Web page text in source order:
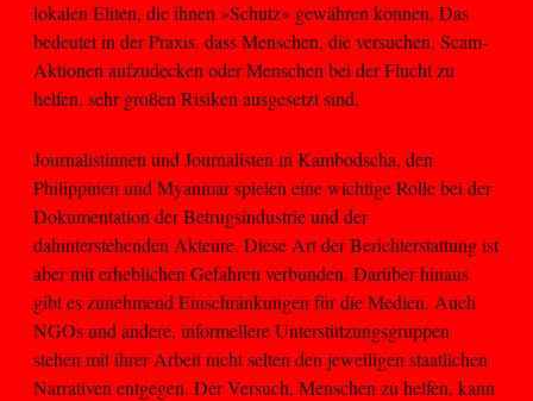
lokalen Eliten, die ihnen »Schutz« gewähren können. Das
bedeutet in der Praxis, dass Menschen, die versuchen, Scam-
Aktionen aufzudecken oder Menschen bei der Flucht zu
helfen, sehr großen Risiken ausgesetzt sind.
Journalistinnen und Journalisten in Kambodscha, den
Philippinen und Myanmar spielen eine wichtige Rolle bei der
Dokumentation der Betrugsindustrie und der
dahinterstehenden Akteure. Diese Art der Berichterstattung ist
aber mit erheblichen Gefahren verbunden. Darüber hinaus
gibt es zunehmend Einschränkungen für die Medien. Auch
NGOs und andere, informellere Unterstützungsgruppen
stehen mit ihrer Arbeit nicht selten den jeweiligen staatlichen
Narrativen entgegen. Der Versuch, Menschen zu helfen, kann